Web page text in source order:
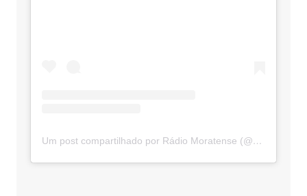
Um post compartilhado por Rádio Moratense (@radio_moratense)